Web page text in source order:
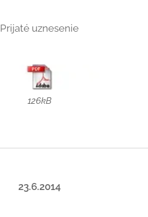
Prijaté uznesenie
126kB
23.6.2014